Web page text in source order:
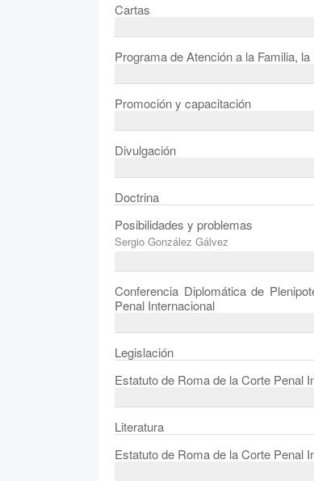
Cartas
Programa de Atención a la Familia,
Promoción y capacitación
Divulgación
Doctrina
Posibilidades y problemas
Sergio González Gálvez
Conferencia Diplomática de
Penal Internacional
Legislación
Estatuto de Roma de la Corte Penal
Literatura
Estatuto de Roma de la Corte Penal